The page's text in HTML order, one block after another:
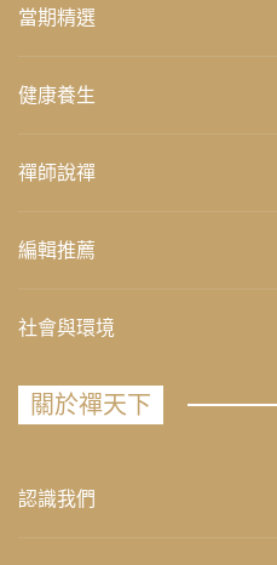
當期精選
健康養生
禪師說禪
編輯推薦
社會與環境
關於禪天下
認識我們